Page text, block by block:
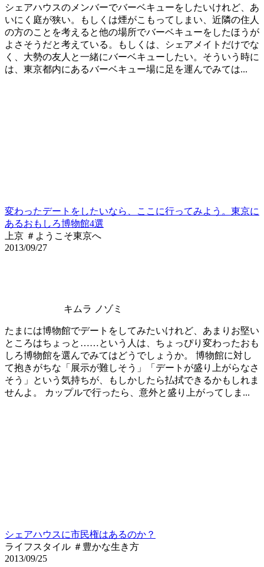
シェアハウスのメンバーでバーベキューをしたいけれど、あ
いにく庭が狭い。もしくは煙がこもってしまい、近隣の住人
の方のことを考えると他の場所でバーベキューをしたほうが
よさそうだと考えている。もしくは、シェアメイトだけでな
く、大勢の友人と一緒にバーベキューしたい。そういう時に
は、東京都内にあるバーベキュー場に足を運んでみては...
変わったデートをしたいなら、ここに行ってみよう。東京に
あるおもしろ博物館4選
上京 ＃ようこそ東京へ
2013/09/27
キムラ ノゾミ
たまには博物館でデートをしてみたいけれど、あまりお堅い
ところはちょっと……という人は、ちょっぴり変わったおも
しろ博物館を選んでみてはどうでしょうか。 博物館に対し
て抱きがちな「展示が難しそう」「デートが盛り上がらなさ
そう」という気持ちが、もしかしたら払拭できるかもしれま
せんよ。 カップルで行ったら、意外と盛り上がってしま...
シェアハウスに市民権はあるのか？
ライフスタイル ＃豊かな生き方
2013/09/25